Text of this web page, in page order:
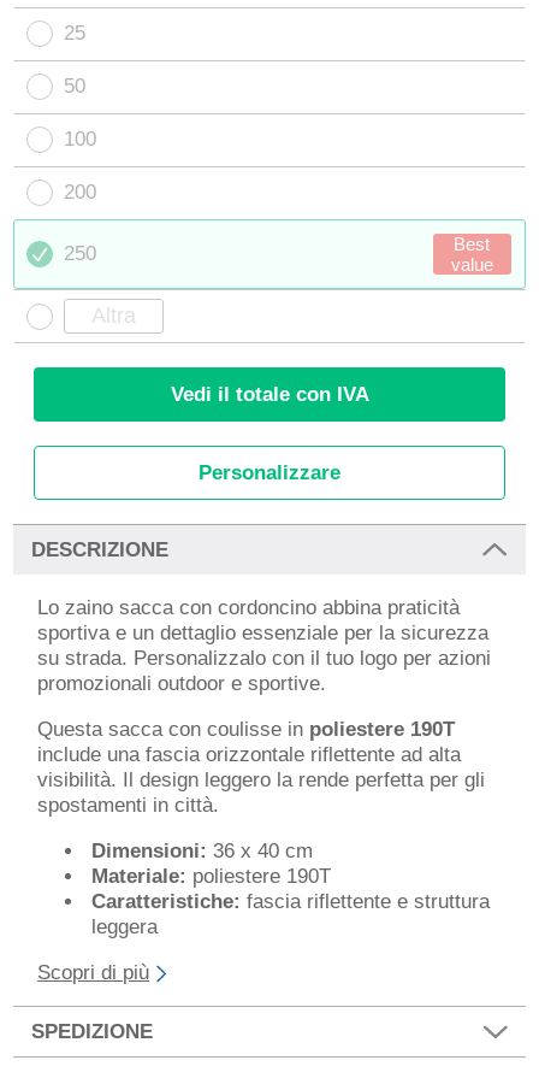
25
50
100
200
250
Best
value
Vedi il totale con IVA
Personalizzare
DESCRIZIONE
Lo zaino sacca con cordoncino abbina praticità
sportiva e un dettaglio essenziale per la sicurezza
su strada. Personalizzalo con il tuo logo per azioni
promozionali outdoor e sportive.
Questa sacca con coulisse in poliestere 190T
include una fascia orizzontale riflettente ad alta
visibilità. Il design leggero la rende perfetta per gli
spostamenti in città.
Dimensioni: 36 x 40 cm
Materiale: poliestere 190T
Caratteristiche: fascia riflettente e struttura
leggera
Scopri di più
SPEDIZIONE